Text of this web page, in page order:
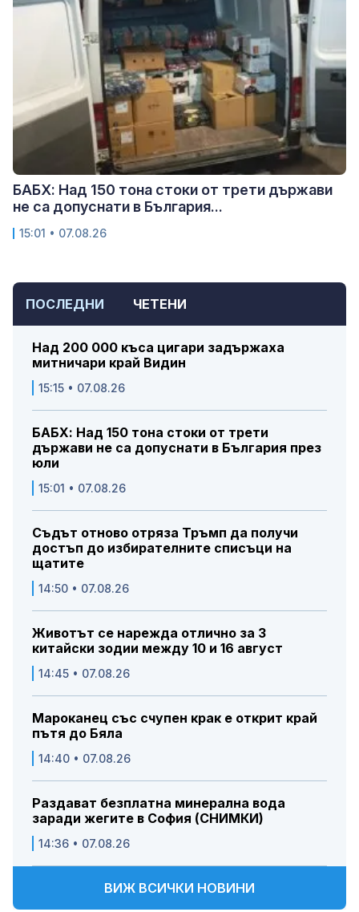
ПОСЛЕДНИ ЧЕТЕНИ
Над 200 000 къса цигари задържаха
митничари край Видин
15:15 • 07.08.26
БАБХ: Над 150 тона стоки от трети
държави не са допуснати в България през
юли
15:01 • 07.08.26
Съдът отново отряза Тръмп да получи
достъп до избирателните списъци на
щатите
14:50 • 07.08.26
Животът се нарежда отлично за 3
китайски зодии между 10 и 16 август
14:45 • 07.08.26
Мароканец със счупен крак е открит край
пътя до Бяла
14:40 • 07.08.26
Раздават безплатна минерална вода
заради жегите в София (СНИМКИ)
14:36 • 07.08.26
ВИЖ ВСИЧКИ НОВИНИ
БАБХ: Над 150 тона стоки от трети държави
не са допуснати в България...
15:01 • 07.08.26